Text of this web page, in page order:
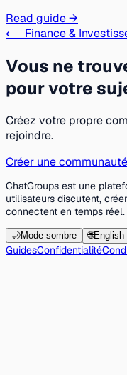
Read guide →
⟵ Finance &
Vous ne
pour votre
Créez votre propre
rejoindre.
Créer une communauté
ChatGroups est une
utilisateurs discutent,
connectent en temps réel.
🌙Mode sombre 🌐English
GuidesConfidentialité